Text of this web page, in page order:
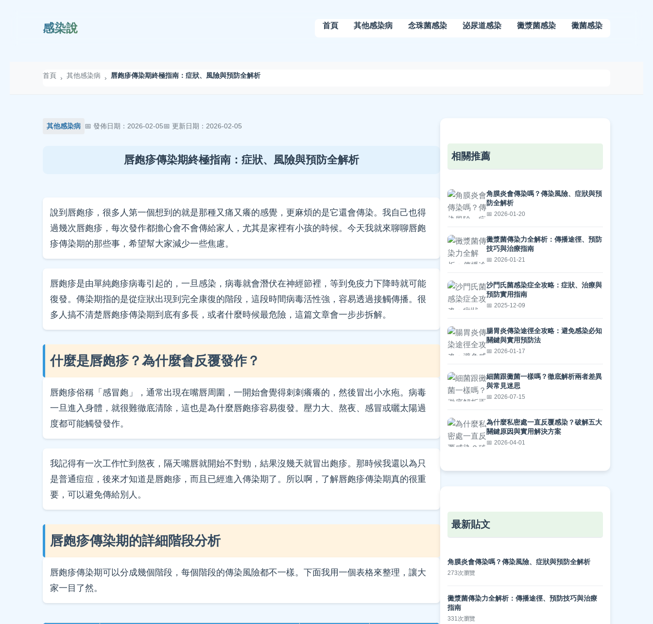
感染說 首頁 其他感染病 念珠菌感染 泌尿道感染 黴漿菌感染 黴菌感染
首頁 › 其他感染病 › 唇皰疹傳染期終極指南：症狀、風險與預防全解析
其他感染病 發佈日期：2026-02-05 更新日期：2026-02-05
唇皰疹傳染期終極指南：症狀、風險與預防全解析
說到唇皰疹，很多人第一個想到的就是那種又痛又癢的感覺，更麻煩的是它還會傳染。我自己也得
過幾次唇皰疹，每次發作都擔心會不會傳給家人，尤其是家裡有小孩的時候。今天我就來聊聊唇皰
疹傳染期的那些事，希望幫大家減少一些焦慮。
唇皰疹是由單純皰疹病毒引起的，一旦感染，病毒就會潛伏在神經節裡，等到免疫力下降時就可能
復發。傳染期指的是從症狀出現到完全康復的階段，這段時間病毒活性強，容易透過接觸傳播。很
多人搞不清楚唇皰疹傳染期到底有多長，或者什麼時候最危險，這篇文章會一步步拆解。
什麼是唇皰疹？為什麼會反覆發作？
唇皰疹俗稱「感冒皰」，通常出現在嘴唇周圍，一開始會覺得刺刺癢癢的，然後冒出小水疱。病毒
一旦進入身體，就很難徹底清除，這也是為什麼唇皰疹容易復發。壓力大、熬夜、感冒或曬太陽過
度都可能觸發發作。
我記得有一次工作忙到熬夜，隔天嘴唇就開始不對勁，結果沒幾天就冒出皰疹。那時候我還以為只
是普通痘痘，後來才知道是唇皰疹，而且已經進入傳染期了。所以啊，了解唇皰疹傳染期真的很重
要，可以避免傳給別人。
唇皰疹傳染期的詳細階段分析
唇皰疹傳染期可以分成幾個階段，每個階段的傳染風險都不一樣。下面我用一個表格來整理，讓大
家一目了然。
相關推薦
角膜炎會傳染嗎？傳染風險、症狀與預
防全解析
2026-01-20
黴漿菌傳染力全解析：傳播途徑、預防
技巧與治療指南
2026-01-21
沙門氏菌感染症全攻略：症狀、治療與
預防實用指南
2025-12-09
腸胃炎傳染途徑全攻略：避免感染必知
關鍵與實用預防法
2026-01-17
細菌跟黴菌一樣嗎？徹底解析兩者差異
與常見迷思
2026-07-15
為什麼私密處一直反覆感染？破解五大
關鍵原因與實用解決方案
2026-04-01
最新貼文
角膜炎會傳染嗎？傳染風險、症狀與預防全解析
273次瀏覽
黴漿菌傳染力全解析：傳播途徑、預防技巧與治療
指南
331次瀏覽